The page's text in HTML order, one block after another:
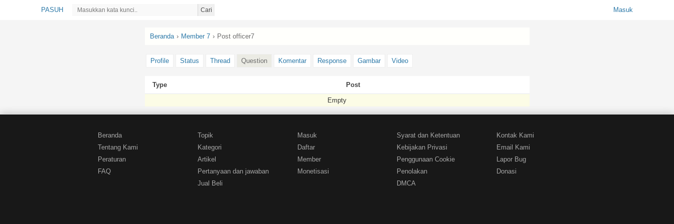
PASUH Cari Masuk
Beranda › Member 7 › Post officer7
Profile Status Thread Question Komentar Response Gambar Video
Type Post
Empty
Beranda
Tentang Kami
Peraturan
FAQ
Topik
Kategori
Artikel
Pertanyaan dan jawaban
Jual Beli
Masuk
Daftar
Member
Monetisasi
Syarat dan Ketentuan
Kebijakan Privasi
Penggunaan Cookie
Penolakan
DMCA
Kontak Kami
Email Kami
Lapor Bug
Donasi